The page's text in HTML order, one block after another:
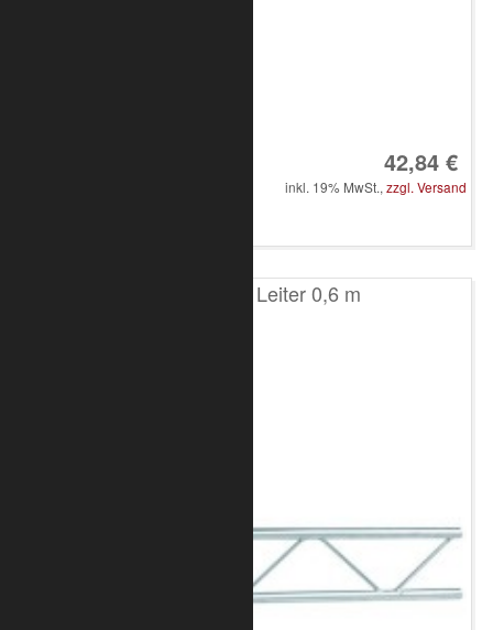
42,84 €
inkl. 19% MwSt., zzgl. Versand
T100 2-Punkt Leiter 0,6 m